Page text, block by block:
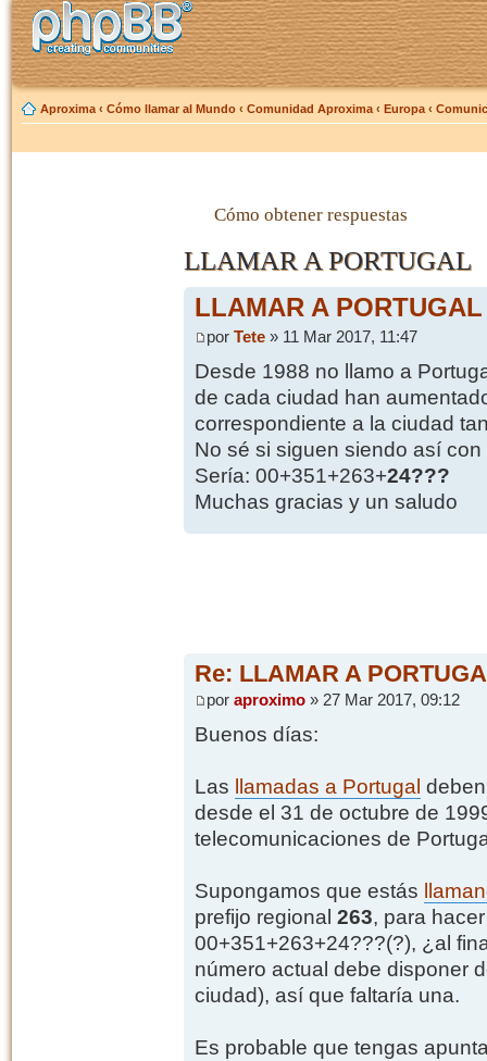
Aproxima ‹ Cómo llamar al Mundo ‹ Comunidad Aproxima ‹ Europa ‹
Cómo obtener respuestas
LLAMAR A PORTUGAL
LLAMAR A PORTUGAL
por Tete» 11 Mar 2017, 11:47
Desde 1988 no llamo a
de cada ciudad han
correspondiente a la ciudad
No sé si siguen siendo así
Sería: 00+351+263+24???
Muchas gracias y un saludo
Re: LLAMAR A
por aproximo» 27 Mar 2017, 09:12
Buenos días:
Las llamadas a Portugal
desde el 31 de octubre de
telecomunicaciones de
Supongamos que estás
prefijo regional 263, para
00+351+263+24???(?), ¿al
número actual debe disponer
ciudad), así que faltaría una.
Es probable que tengas